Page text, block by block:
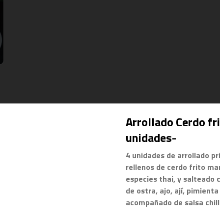
Arrollado Cerdo
unidades-
4 unidades de arrollado
rellenos de cerdo frito
especies thai, y salteado
de ostra, ajo, ají,
acompañado de salsa